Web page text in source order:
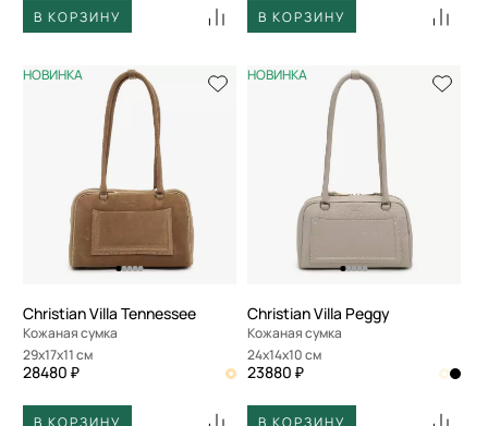
В КОРЗИНУ В КОРЗИНУ
НОВИНКА
Christian Villa Tennessee
Кожаная сумка
29x17x11 см
28480 ₽
В КОРЗИНУ
НОВИНКА
Christian Villa Peggy
Кожаная сумка
24x14x10 см
23880 ₽
В КОРЗИНУ